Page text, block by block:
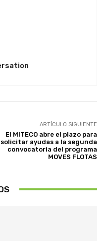
ARTÍCULO SIGUIENTE
El MITECO abre el plazo para
solicitar ayudas a la segunda
convocatoria del programa
MOVES FLOTAS